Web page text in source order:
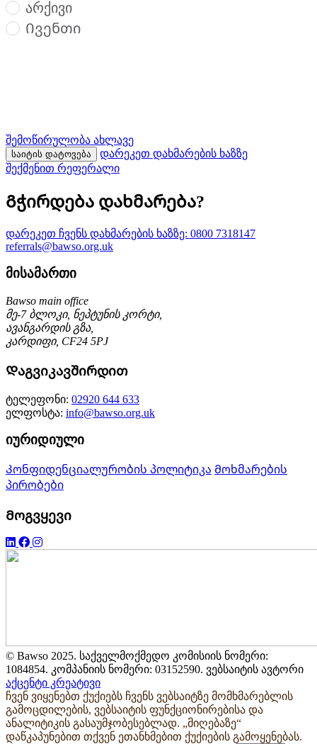
არქივი
Ივენთი
შემოწირულობა ახლავე
საიტის დატოვება
დარეკეთ დახმარების ხაზზე
შექმენით რეფერალი
Გჭირდება დახმარება?
დარეკეთ ჩვენს დახმარების ხაზზე: 0800 7318147
referrals@bawso.org.uk
მისამართი
Bawso main office
მე-7 ბლოკი, ნეპტუნის კორტი,
ავანგარდის გზა,
კარდიფი, CF24 5PJ
Დაგვიკავშირდით
ტელეფონი: 02920 644 633
ელფოსტა: info@bawso.org.uk
იურიდიული
Კონფიდენციალურობის პოლიტიკა Მოხმარების
პირობები
Მოგვყევი
© Bawso 2025. საქველმოქმედო კომისიის ნომერი:
1084854. კომპანიის ნომერი: 03152590. ვებსაიტის ავტორი
აქცენტი კრეატივი
ჩვენ ვიყენებთ ქუქიებს ჩვენს ვებსაიტზე მომხმარებლის
გამოცდილების, ვებსაიტის ფუნქციონირებისა და
ანალიტიკის გასაუმჯობესებლად. „მიღებაზე“
დაწკაპუნებით თქვენ ეთანხმებით ქუქიების გამოყენებას.